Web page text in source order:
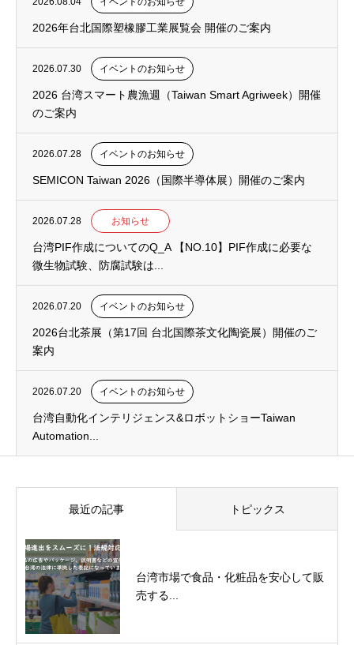
2026年台北国際塑橡膠工業展覧会 開催のご案内
2026.07.30 イベントのお知らせ
2026 台湾スマート農漁週（Taiwan Smart Agriweek）開催
のご案内
2026.07.28 イベントのお知らせ
SEMICON Taiwan 2026（国際半導体展）開催のご案内
2026.07.28 お知らせ
台湾PIF作成についてのQ_A 【NO.10】PIF作成に必要な
微生物試験、防腐試験は...
2026.07.20 イベントのお知らせ
2026台北茶展（第17回 台北国際茶文化陶瓷展）開催のご
案内
2026.07.20 イベントのお知らせ
台湾自動化インテリジェンス&ロボットショーTaiwan
Automation...
最近の記事 トピックス
台湾市場で食品・化粧品を安心して販
売する...